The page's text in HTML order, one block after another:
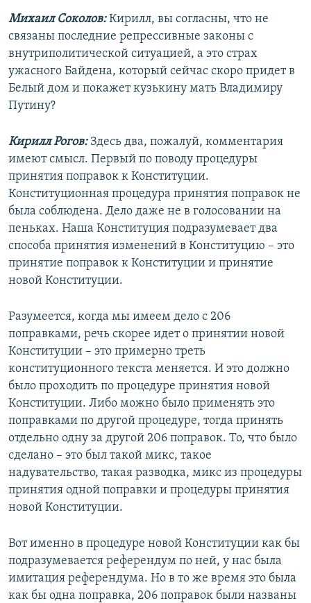
Михаил Соколов:Кирилл, вы согласны, что не
связаны последние репрессивные законы с
внутриполитической ситуацией, а это страх
ужасного Байдена, который сейчас скоро придет в
Белый дом и покажет кузькину мать Владимиру
Путину?
Кирилл Рогов:Здесь два, пожалуй, комментария
имеют смысл. Первый по поводу процедуры
принятия поправок к Конституции.
Конституционная процедура принятия поправок не
была соблюдена. Дело даже не в голосовании на
пеньках. Наша Конституция подразумевает два
способа принятия изменений в Конституцию – это
принятие поправок к Конституции и принятие
новой Конституции.
Разумеется, когда мы имеем дело с 206
поправками, речь скорее идет о принятии новой
Конституции – это примерно треть
конституционного текста меняется. И это должно
было проходить по процедуре принятия новой
Конституции. Либо можно было применять это
поправками по другой процедуре, тогда принять
отдельно одну за другой 206 поправок. То, что было
сделано – это был такой микс, такое
надувательство, такая разводка, микс из процедуры
принятия одной поправки и процедуры принятия
новой Конституции.
Вот именно в процедуре новой Конституции как бы
подразумевается референдум по ней, у нас была
имитация референдума. Но в то же время это была
как бы одна поправка, 206 поправок были названы